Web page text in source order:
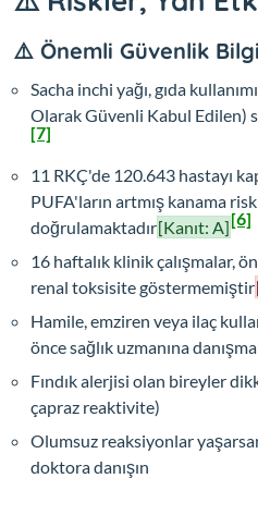
⚠️ Önemli Güvenlik
Sacha inchi yağı, gıda
Olarak Güvenli Kabul Edilen)
[7]
11 RKÇ'de 120.643 hastayı
PUFA'ların artmış kanama
doğrulamaktadır[Kanıt: A][6]
16 haftalık klinik çalışmalar,
renal toksisite göstermemiştir
Hamile, emziren veya ilaç
önce sağlık uzmanına
Fındık alerjisi olan bireyler
çapraz reaktivite)
Olumsuz reaksiyonlar
doktora danışın